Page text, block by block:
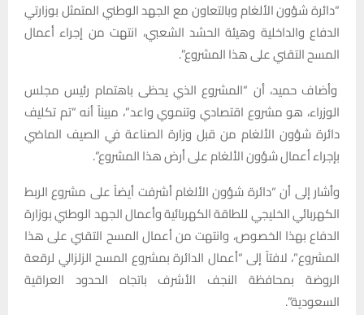
“دائرة شؤون الألغام وبالتعاون مع الجهد الوطني المتمثل بوزارتي
الدفاع والداخلية وهيئة الحشد الشعبي، انتهت من إجراء أعمال
المسح التقني على هذا المشروع”.
وأضاف حميد، أن “المشروع الذي يحظى باهتمام رئيس مجلس
الوزراء، هو مشروع اقتصادي وتنموي واعد”، مبيناً أنه “تم تكليف
دائرة شؤون الألغام من قبل وزارة الصناعة في الصيف الماضي
بإجراء أعمال شؤون الألغام على أرض هذا المشروع”.
وأشار إلى أن “دائرة شؤون الألغام أشرفت أيضاً على مشروع الربط
الكهربائي الخليجي للطاقة الكهربائية وأعمال الجهد الوطني بوزارة
الدفاع بهذا الخصوص، وانتهت من أعمال المسح التقني على هذا
المشروع”، لافتاً إلى “أعمال الدائرة بمشروع المسح الزلزالي لرقعة
الروضة بمحافظة النجف الأشرف باتجاه الحدود العراقية
السعودية”.